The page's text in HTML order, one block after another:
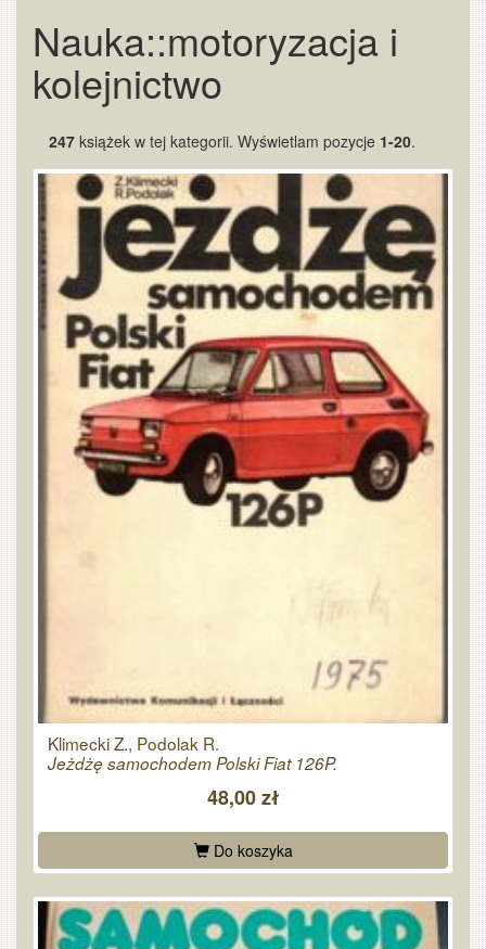
Nauka::motoryzacja i
kolejnictwo
247 książek w tej kategorii. Wyświetlam pozycje 1-20.
Klimecki Z., Podolak R.
Jeżdżę samochodem Polski Fiat 126P.
48,00 zł
Do koszyka